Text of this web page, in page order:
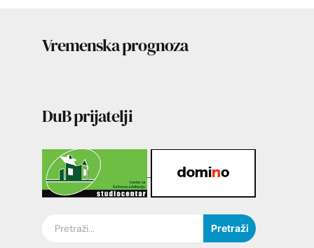
Vremenska prognoza
DuB prijatelji
Pretraži